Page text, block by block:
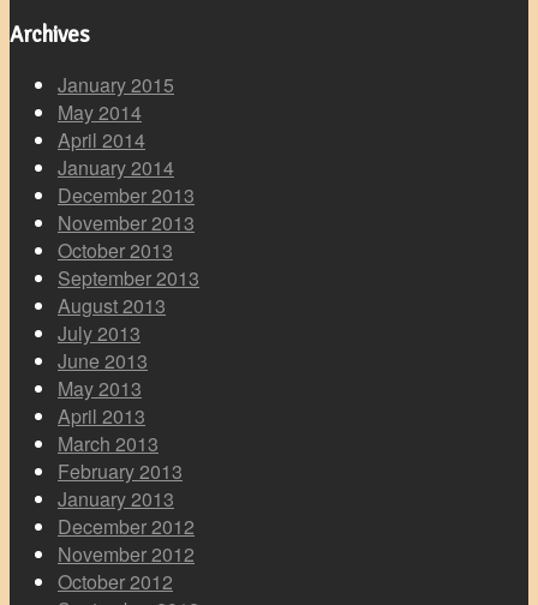
Archives
January 2015
May 2014
April 2014
January 2014
December 2013
November 2013
October 2013
September 2013
August 2013
July 2013
June 2013
May 2013
April 2013
March 2013
February 2013
January 2013
December 2012
November 2012
October 2012